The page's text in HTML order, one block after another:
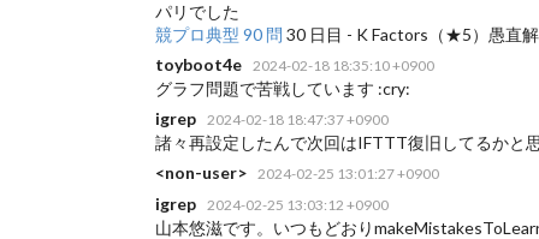
パリでした
競プロ典型 90 問 30 日目 - K Factors（★5）愚直
toyboot4e
2024-02-18 18:35:10 +0900
グラフ問題で苦戦しています :cry:
igrep
2024-02-18 18:47:37 +0900
諸々再設定したんで次回はIFTTT復旧してるかと
<non-user>
2024-02-25 13:01:27 +0900
igrep 2024-02-25 13:03:12 +0900
山本悠滋です。いつもどおり